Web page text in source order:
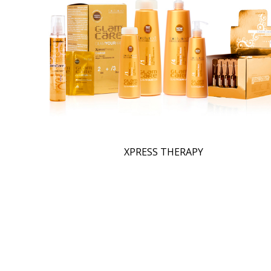
XPRESS THERAPY